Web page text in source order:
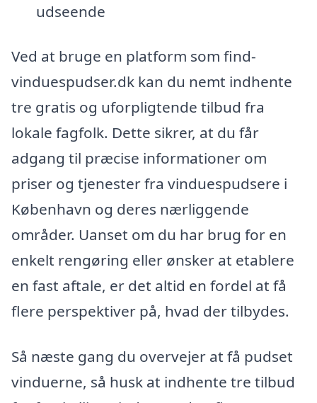
udseende
Ved at bruge en platform som find-
vinduespudser.dk kan du nemt indhente
tre gratis og uforpligtende tilbud fra
lokale fagfolk. Dette sikrer, at du får
adgang til præcise informationer om
priser og tjenester fra vinduespudsere i
København og deres nærliggende
områder. Uanset om du har brug for en
enkelt rengøring eller ønsker at etablere
en fast aftale, er det altid en fordel at få
flere perspektiver på, hvad der tilbydes.
Så næste gang du overvejer at få pudset
vinduerne, så husk at indhente tre tilbud